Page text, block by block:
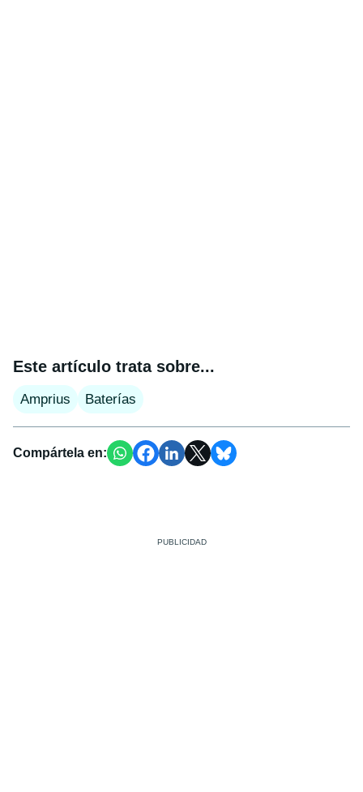
Este artículo trata sobre...
Amprius Baterías
Compártela en: